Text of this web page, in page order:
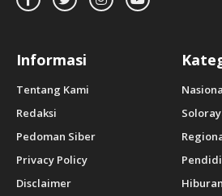
Informasi
Tentang Kami
Redaksi
Pedoman Siber
Privacy Policy
Disclaimer
Hiburan